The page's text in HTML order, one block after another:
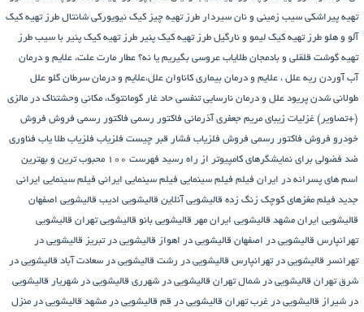
تهیه پیراشكی سيب زمينی و نان سیردار طرز تهیه چیز کیک نیویورکی شانتال طرز تهیه کیک
آلو و هلو طرز تهیه کیک لیمو و نارگیل طرز تهیه کیک پنیر طرز تهیه کیک پنیر با سیب طرز
تهیه گوشت قلقلی و بادمجان طلایاب عروسی بگیریم یا نه؟ عطار مارت علت، علایم و درمان
آب آوردن ریه علل ، علایم و درمان بیماری کاناوان علل،علایم و درمان سرطان گلو علل
طولانی شدن پریود علل و درمان نارسایی تنفسی حاد غار گومانتوگ، مکانی وحشتناک در مالزی
(+تصاویر) غزلیات زیبای مریم جعفری آذرمانی فاکتور رسمی فاکتور رسمی فروش فروش
خودرو فروش فاکتور رسمی فروش فلزیاب فشار قبر چیست فلزیاب فلزیاب طلا یاب فناوری
ضد فضولی برای نمایشگرهای کامپیوتر از راه رسید
فهرست ۱۰۰ محبوب ترین و بهترین
اسم های پسرانه در ایران فیلم فیلم سینمایی فیلم سینمایی ایرانی فیلم سینمایی ایرانی
جدید فیلم مغزهای کوچک زنگ زده قالیشویی آنلاین قالیشویی ادیب قالیشویی اصفهان
قالیشویی ایران مشهد قالیشویی ایران مهر قالیشویی بانو قالیشویی تهران قالیشویی
تهرانپارس قالیشویی در اصفهان قالیشویی در اهواز قالیشویی در تبریز قالیشویی در
تهرانسر قالیشویی در تهرانپارس قالیشویی در رشت قالیشویی در سعادت آباد قالیشویی در
شرق تهران قالیشویی در شمال تهران قالیشویی در شهرری قالیشویی در شهریار قالیشویی
در شیراز قالیشویی در غرب تهران قالیشویی در قم قالیشویی در مشهد قالیشویی در منزل